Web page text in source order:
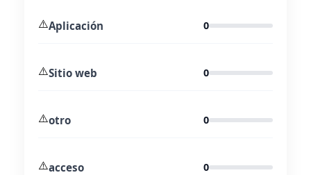
⚠️Aplicación 0
⚠️Sitio web 0
⚠️otro 0
⚠️acceso 0